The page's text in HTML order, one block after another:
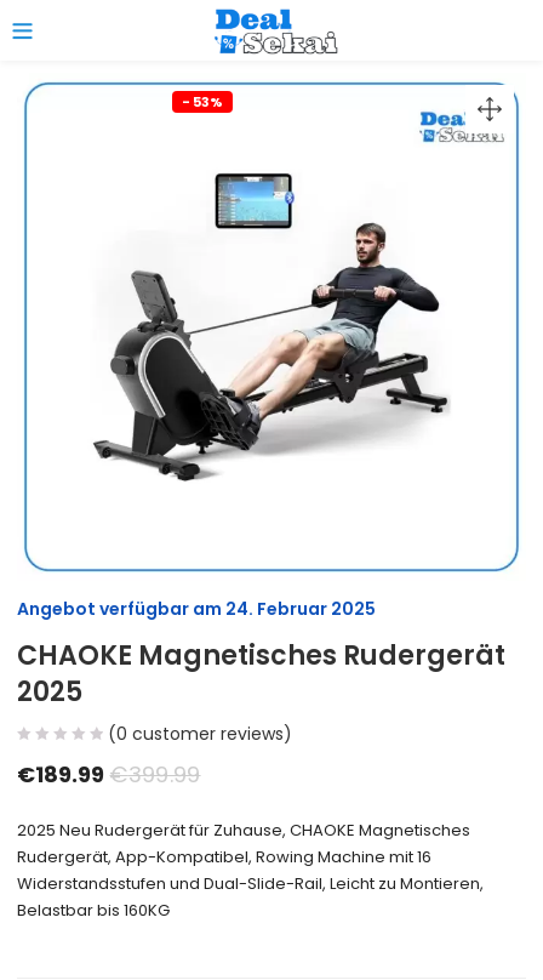
- 53%
Angebot verfügbar am 24. Februar 2025
CHAOKE Magnetisches Rudergerät
2025
(0 customer reviews)
€189.99€399.99
2025 Neu Rudergerät für Zuhause, CHAOKE Magnetisches
Rudergerät, App-Kompatibel, Rowing Machine mit 16
Widerstandsstufen und Dual-Slide-Rail, Leicht zu Montieren,
Belastbar bis 160KG